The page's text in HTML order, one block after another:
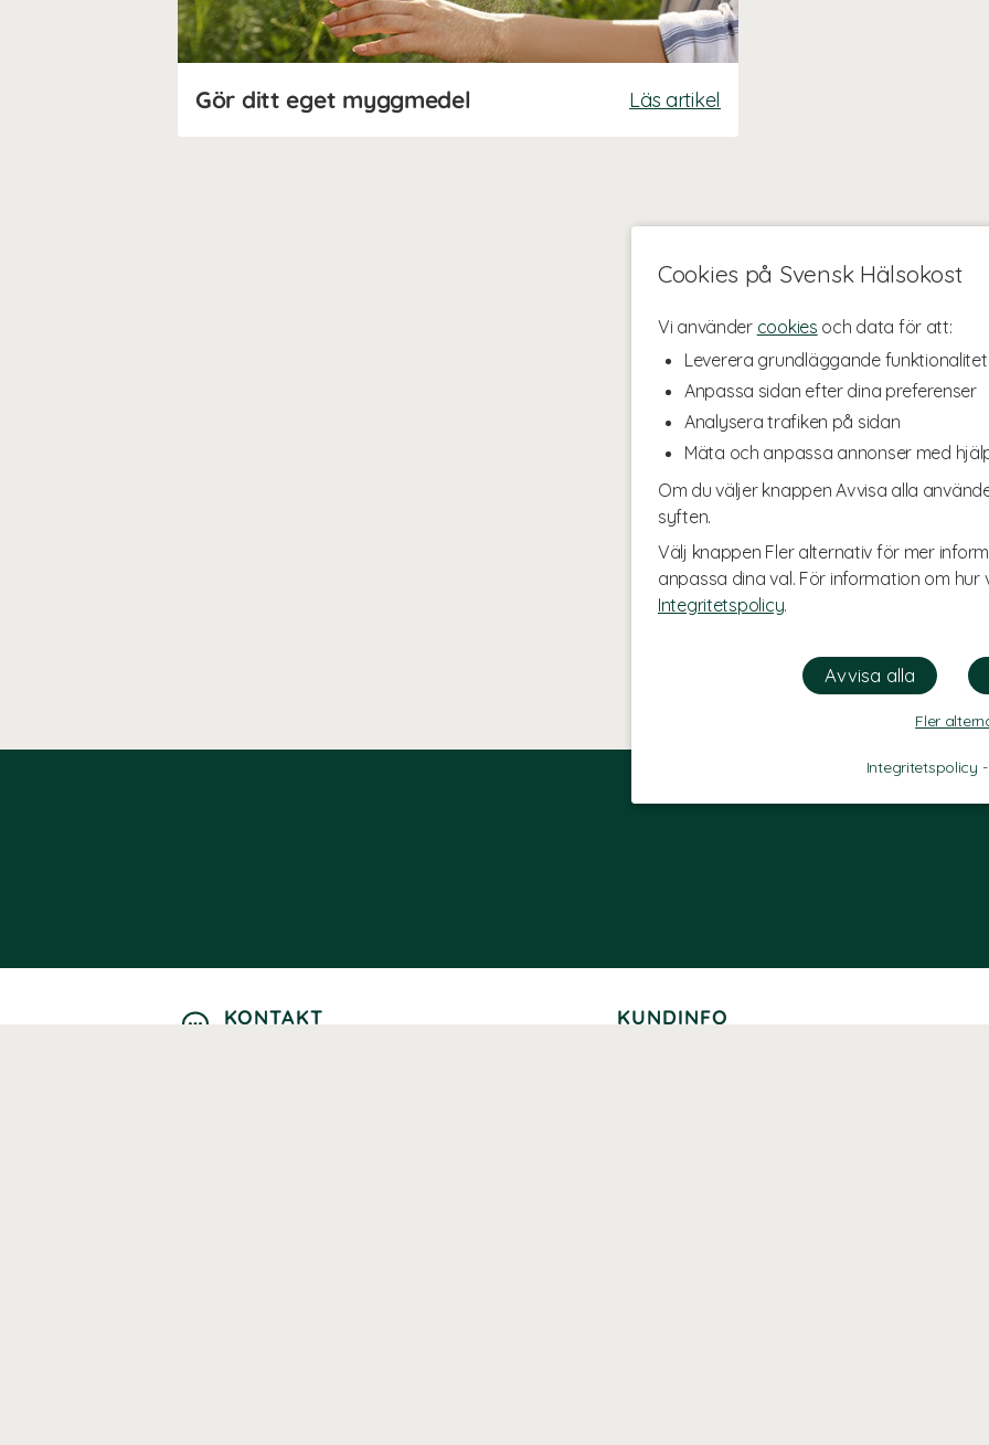
Cookies på Svensk Hälsokost
Vi använder cookies och data för att:
Leverera grundläggande funktionalitet
Anpassa sidan efter dina preferenser
Analysera trafiken på sidan
Mäta och anpassa annonser med
Om du väljer knappen Avvisa alla
syften.
Välj knappen Fler alternativ för mer
anpassa dina val. För information om
Integritetspolicy.
Fler
Integritetspolicy -
Gör ditt eget myggmedel Läs artikel
KONTAKT KUNDINFO